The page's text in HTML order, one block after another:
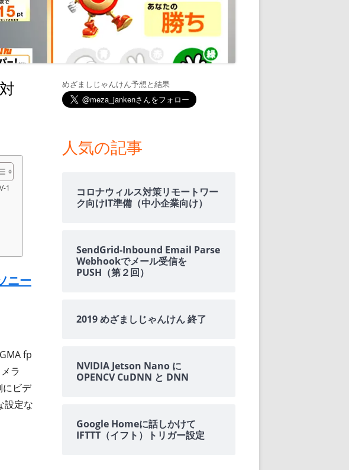
室温上昇（30℃）でLINE通知
LINE通知
電車遅延情報をGOOGLE HOME
NOTIFIERでアナウンス
YAHOO防災速報をライン通知とGOOGLE
HOME NOTIFIERでアナウンス
雨が降り出す前に通知②ピンポイント雨予
度・照度履歴DB
質なWebカメラに
1
ニー
fp
ラ
にビデ
設定な
メ
ン
めざましじゃんけん予想と結果
人気の記事
コロナウィルス対策リモートワー
ク向けIT準備（中小企業向け）
SendGrid-Inbound Email Parse
Webhookでメール受信を
PUSH（第２回）
2019 めざましじゃんけん 終了
NVIDIA Jetson Nano に
OPENCV CuDNN と DNN
Google Homeに話しかけて
IFTTT（イフト）トリガー設定